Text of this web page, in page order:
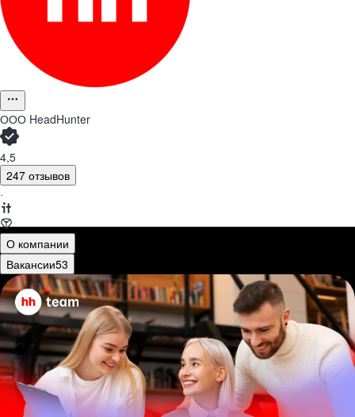
ООО HeadHunter
4,5
247 отзывов
·
О компании
Вакансии53